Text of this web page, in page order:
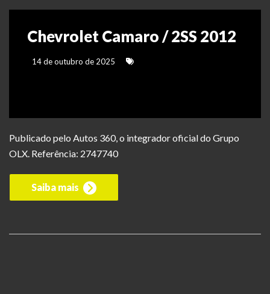
Chevrolet Camaro / 2SS 2012
14 de outubro de 2025
Publicado pelo Autos 360, o integrador oficial do Grupo
OLX. Referência: 2747740
Saiba mais